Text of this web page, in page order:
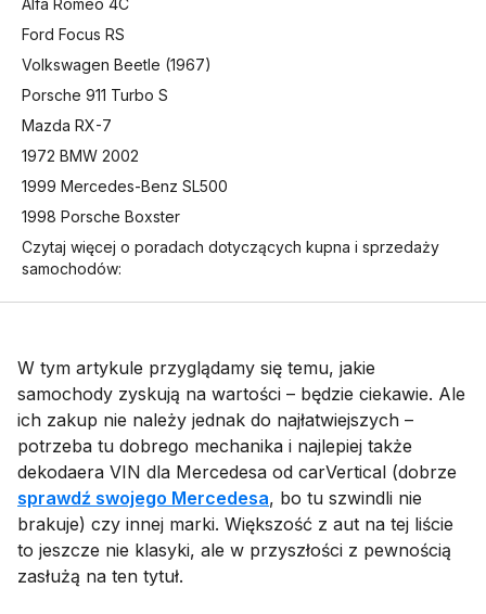
Ford Focus RS
Volkswagen Beetle (1967)
Porsche 911 Turbo S
Mazda RX-7
1972 BMW 2002
1999 Mercedes-Benz SL500
1998 Porsche Boxster
Czytaj więcej o poradach dotyczących kupna i sprzedaży
samochodów:
W tym artykule przyglądamy się temu, jakie
samochody zyskują na wartości – będzie ciekawie. Ale
ich zakup nie należy jednak do najłatwiejszych –
potrzeba tu dobrego mechanika i najlepiej także
dekodaera VIN dla Mercedesa od carVertical (dobrze
sprawdź swojego Mercedesa, bo tu szwindli nie
brakuje) czy innej marki. Większość z aut na tej liście
to jeszcze nie klasyki, ale w przyszłości z pewnością
zasłużą na ten tytuł.